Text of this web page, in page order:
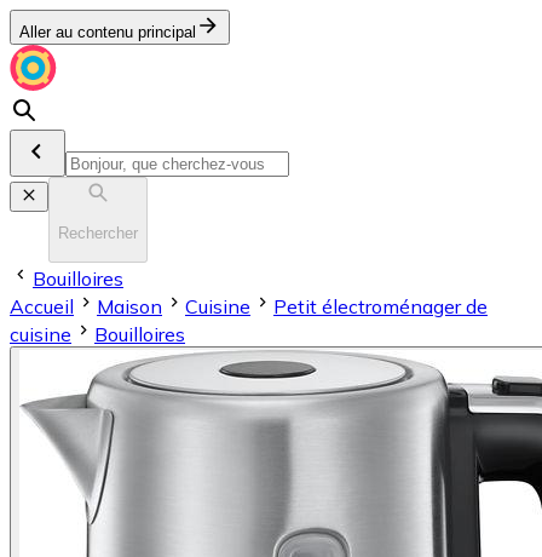
Aller au contenu principal
Rechercher
Bouilloires
Accueil
Maison Cuisine
Petit électroménager de
cuisine
Bouilloires